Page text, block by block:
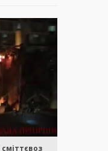
сміттєвоз